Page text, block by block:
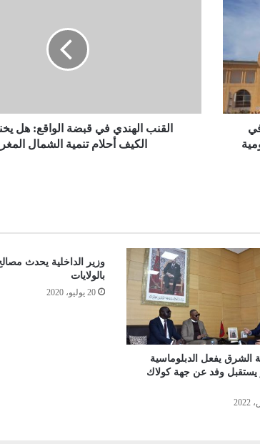
القنب الهندي في قبضة الواقع: هل
الكيف أحلام تنمية الشمال
الشرق يفعل الدبلوماسية
يستقبل وفد عن جهة كولاك
وزير الداخلية يحدث
بالولايات
20 يوليو، 2020